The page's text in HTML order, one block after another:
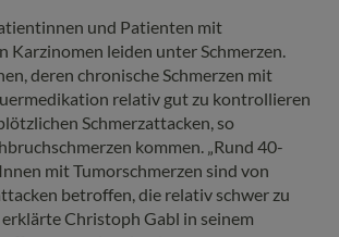
und Patienten mit
Karzinomen leiden unter Schmerzen.
deren chronische Schmerzen mit
relativ gut zu kontrollieren
Schmerzattacken, so
kommen. „Rund 40-
mit Tumorschmerzen sind von
betroffen, die relativ schwer zu
erklärte Christoph Gabl in seinem